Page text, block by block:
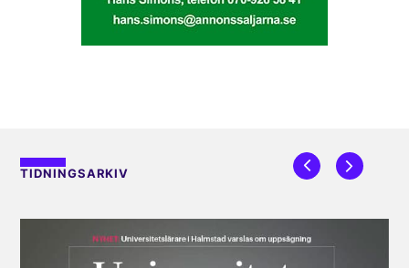
TIDNINGSARKIV